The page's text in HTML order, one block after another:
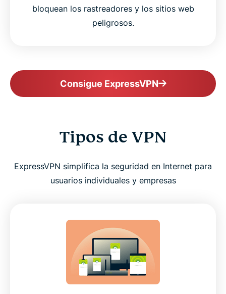
bloquean los rastreadores y los sitios web
peligrosos.
Consigue ExpressVPN
Tipos de VPN
ExpressVPN simplifica la seguridad en Internet para
usuarios individuales y empresas